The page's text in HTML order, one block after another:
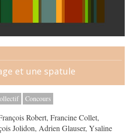
et une spatule
Concours
Robert, Francine Collet,
Jolidon, Adrien Glauser, Ysaline